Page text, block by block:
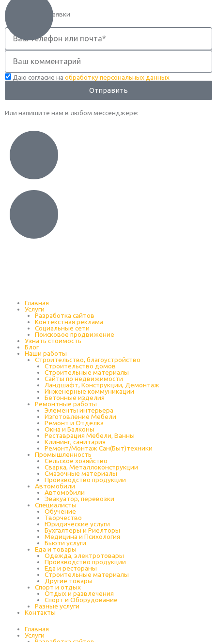
Оформление заявки
Телефон
Комментарий
Даю согласие на обработку персональных данных
Отправить
Или напишите нам в любом месcенджере:
Главная
Услуги
Разработка сайтов
Контекстная реклама
Социальные сети
Поисковое продвижение
Узнать стоимость
Блог
Наши работы
Строительство, благоустройство
Строительство домов
Строительные материалы
Сайты по недвижимости
Ландшафт, Конструкции, Демонтаж
Инженерные коммуникации
Бетонные изделия
Ремонтные работы
Элементы интерьера
Изготовление Мебели
Ремонт и Отделка
Окна и Балконы
Реставрация Мебели, Ванны
Клининг, санитария
Ремонт/Монтаж Сан(Быт)техники
Промышленность
Cельское хозяйство
Сварка, Металлоконструкции
Cмазочные материалы
Производство продукции
Автомобили
Автомобили
Эвакуатор, перевозки
Специалисты
Обучение
Творчество
Юридические услуги
Бухгалтеры и Риелторы
Медицина и Психология
Бьюти услуги
Еда и товары
Одежда, электротовары
Производство продукции
Еда и рестораны
Строительные материалы
Другие товары
Спорт и отдых
Отдых и развлечения
Спорт и Оборудование
Разные услуги
Контакты
Главная
Услуги